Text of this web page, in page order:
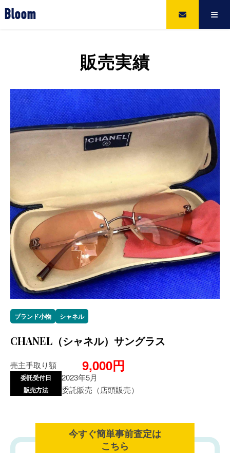
Bloom
販売実績
ブランド小物 シャネル
CHANEL（シャネル）サングラス
売主手取り額 9,000円
委託受付日 2023年5月
販売方法 委託販売（店頭販売）
今すぐ簡単事前査定は
こちら